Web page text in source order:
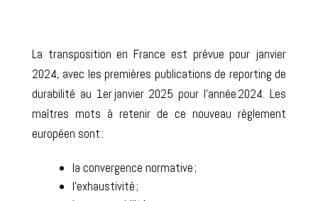
La transposition en France est prévue pour janvier
2024, avec les premières publications de reporting de
durabilité au 1erjanvier 2025 pour l’année 2024.Les
maîtres mots à retenir de ce nouveau règlement
européen sont :
la convergence normative;
l’exhaustivité;